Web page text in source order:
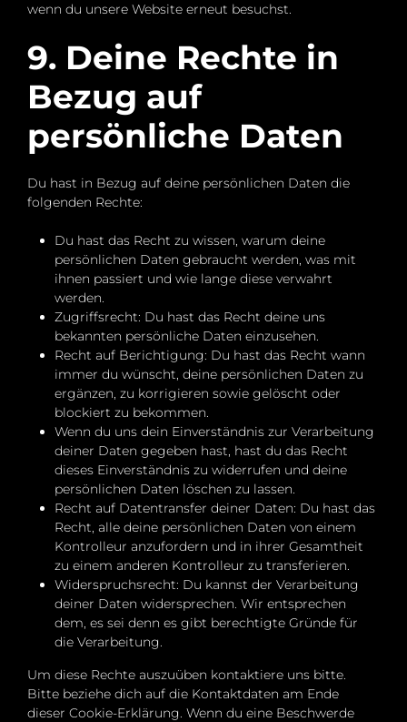
wenn du unsere Website erneut besuchst.
9. Deine Rechte in
Bezug auf
persönliche Daten
Du hast in Bezug auf deine persönlichen Daten die
folgenden Rechte:
Du hast das Recht zu wissen, warum deine
persönlichen Daten gebraucht werden, was mit
ihnen passiert und wie lange diese verwahrt
werden.
Zugriffsrecht: Du hast das Recht deine uns
bekannten persönliche Daten einzusehen.
Recht auf Berichtigung: Du hast das Recht wann
immer du wünscht, deine persönlichen Daten zu
ergänzen, zu korrigieren sowie gelöscht oder
blockiert zu bekommen.
Wenn du uns dein Einverständnis zur Verarbeitung
deiner Daten gegeben hast, hast du das Recht
dieses Einverständnis zu widerrufen und deine
persönlichen Daten löschen zu lassen.
Recht auf Datentransfer deiner Daten: Du hast das
Recht, alle deine persönlichen Daten von einem
Kontrolleur anzufordern und in ihrer Gesamtheit
zu einem anderen Kontrolleur zu transferieren.
Widerspruchsrecht: Du kannst der Verarbeitung
deiner Daten widersprechen. Wir entsprechen
dem, es sei denn es gibt berechtigte Gründe für
die Verarbeitung.
Um diese Rechte auszuüben kontaktiere uns bitte.
Bitte beziehe dich auf die Kontaktdaten am Ende
dieser Cookie-Erklärung. Wenn du eine Beschwerde